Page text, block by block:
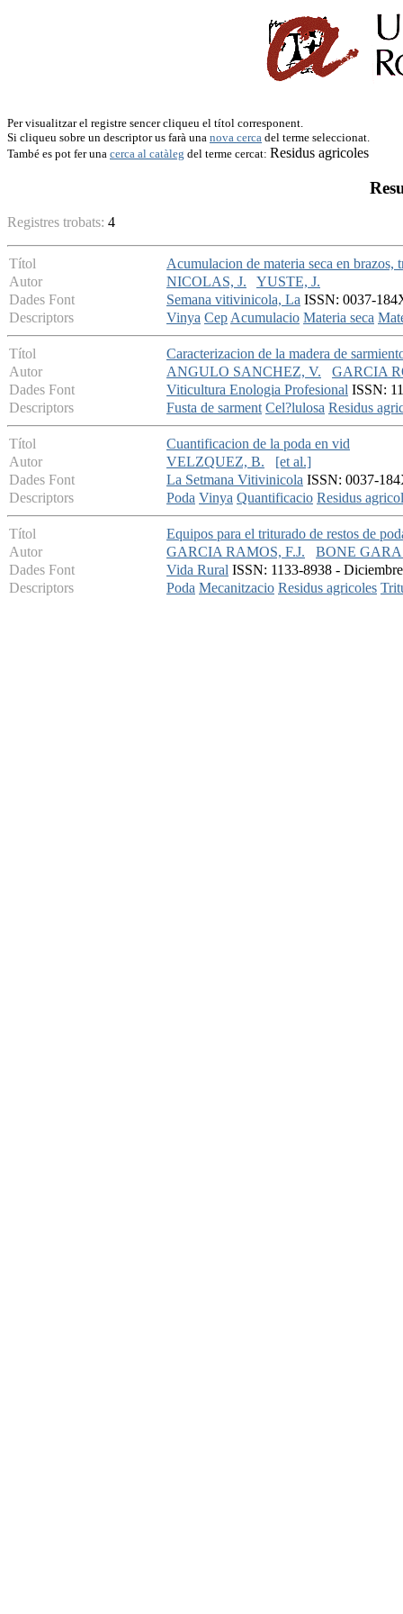
Per visualitzar el registre sencer cliqueu el títol corresponent.
Si cliqueu sobre un descriptor us farà una nova cerca del terme seleccionat.
També es pot fer una cerca al catàleg del terme cercat: Residus agricoles
Registres trobats: 4
Títol
Acumulacion de materia seca en
Autor
NICOLAS, J.
YUSTE, J.
Dades Font
Semana vitivinicola, La ISSN: 0037-
Descriptors
Vinya CepAcumulacio Materia seca
Títol
Caracterizacion de la madera de
Autor
ANGULO SANCHEZ, V.
GARCIA
Dades Font
Viticultura Enologia Profesional ISSN:
Descriptors
Fusta de sarment Cel?lulosa Residus
Títol
Cuantificacion de la poda en vid
Autor
VELZQUEZ, B.
[et al.]
Dades Font
La Setmana Vitivinicola ISSN: 0037-
Descriptors
Poda Vinya Quantificacio Residus
Títol
Equipos para el triturado de restos de
Autor
GARCIA RAMOS, F.J.
BONE
Dades Font
Vida Rural ISSN: 1133-8938 -
Descriptors
Poda Mecanitzacio Residus agricoles